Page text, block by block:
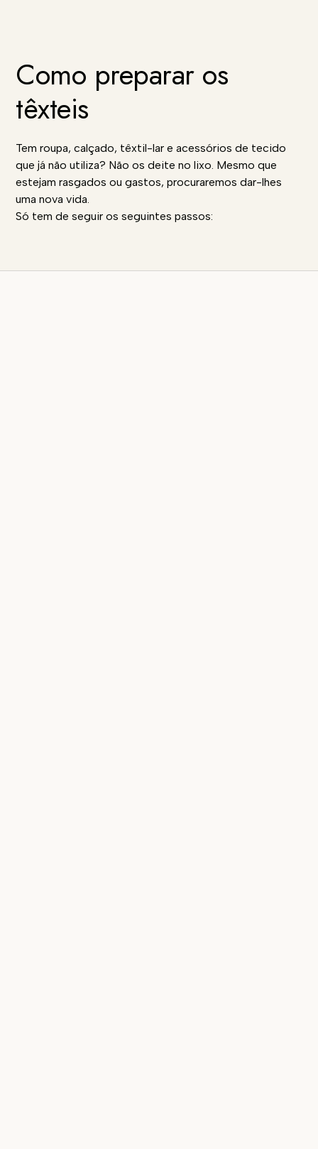
Como preparar os
têxteis
Tem roupa, calçado, têxtil-lar e acessórios de tecido
que já não utiliza? Não os deite no lixo. Mesmo que
estejam rasgados ou gastos, procuraremos dar-lhes
uma nova vida.
Só tem de seguir os seguintes passos: